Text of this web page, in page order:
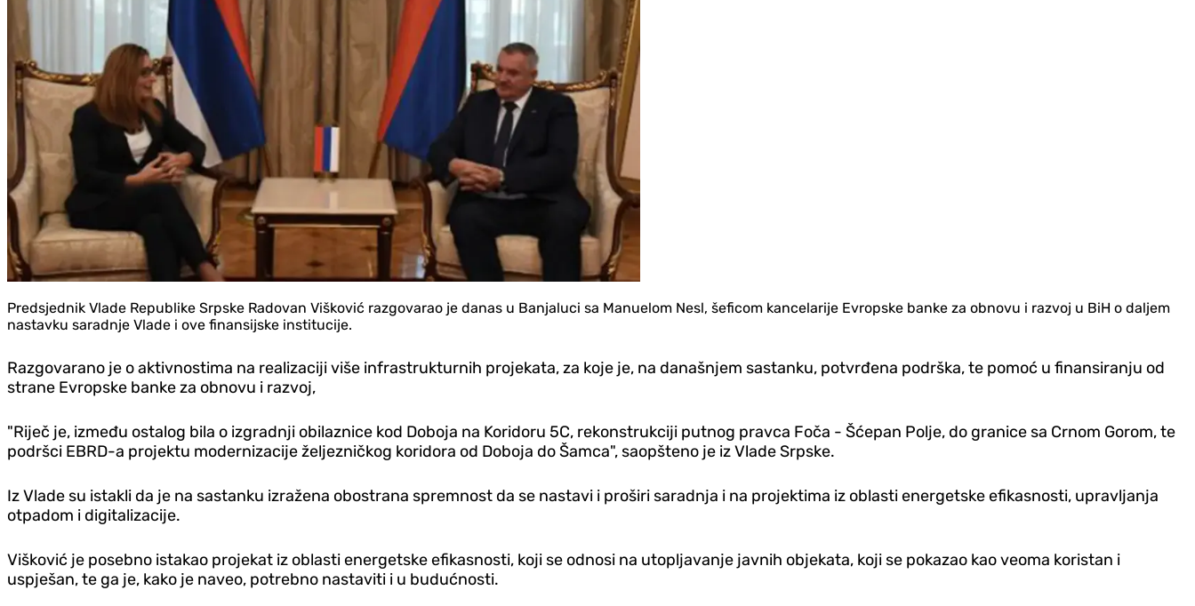
Predsjednik Vlade Republike Srpske Radovan Višković razgovarao je danas u Banjaluci sa Manuelom Nesl, šeficom kancelarije Evropske banke za obnovu i razvoj u BiH o daljem
nastavku saradnje Vlade i ove finansijske institucije.
Razgovarano je o aktivnostima na realizaciji više infrastrukturnih projekata, za koje je, na današnjem sastanku, potvrđena podrška, te pomoć u finansiranju od
strane Evropske banke za obnovu i razvoj,
"Riječ je, između ostalog bila o izgradnji obilaznice kod Doboja na Koridoru 5C, rekonstrukciji putnog pravca Foča - Šćepan Polje, do granice sa Crnom Gorom, te
podršci EBRD-a projektu modernizacije željezničkog koridora od Doboja do Šamca", saopšteno je iz Vlade Srpske.
Iz Vlade su istakli da je na sastanku izražena obostrana spremnost da se nastavi i proširi saradnja i na projektima iz oblasti energetske efikasnosti, upravljanja
otpadom i digitalizacije.
Višković je posebno istakao projekat iz oblasti energetske efikasnosti, koji se odnosi na utopljavanje javnih objekata, koji se pokazao kao veoma koristan i
uspješan, te ga je, kako je naveo, potrebno nastaviti i u budućnosti.